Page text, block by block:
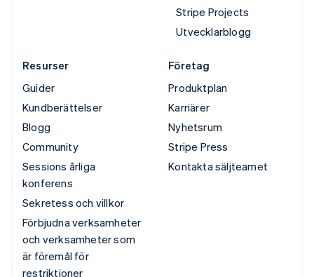
Stripe Projects
Utvecklarblogg
Resurser
Guider
Kundberättelser
Blogg
Community
Sessions årliga
konferens
Sekretess och villkor
Förbjudna verksamheter
och verksamheter som
är föremål för
restriktioner
Företag
Produktplan
Karriärer
Nyhetsrum
Stripe Press
Kontakta säljteamet